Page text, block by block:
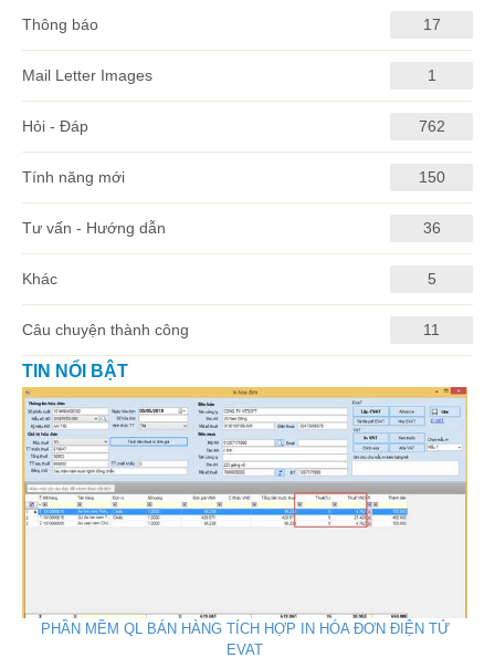
Thông báo 17
Mail Letter Images 1
Hỏi - Đáp 762
Tính năng mới 150
Tư vấn - Hướng dẫn 36
Khác 5
Câu chuyện thành công 11
TIN NỔI BẬT
PHẦN MỀM QL BÁN HÀNG TÍCH HỢP IN HÓA ĐƠN ĐIỆN TỬ
EVAT